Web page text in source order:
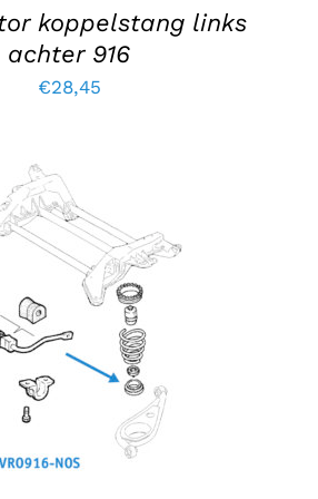
koppelstang links
achter 916
€28,45
WINKELWAGEN
DETAILS